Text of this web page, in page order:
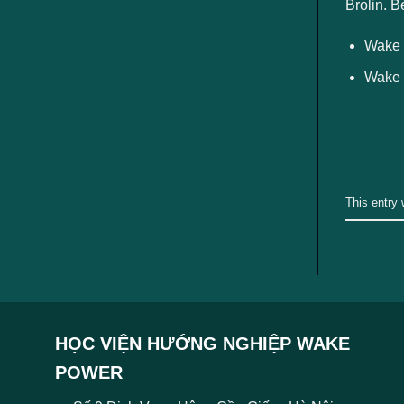
Brolin.
Wake
Wake
This entry
HỌC VIỆN HƯỚNG NGHIỆP WAKE
POWER